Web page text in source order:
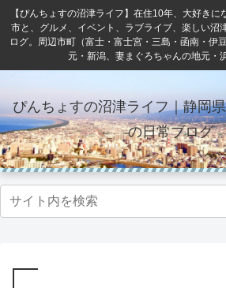
【ぴんちょすの沼津ライフ】在住10年、大好き
市と、グルメ、イベント、ラブライブ、楽しい沼
ログ。周辺市町（富士・富士宮・三島・函南・伊
元・新潟、妻まぐろちゃんの地元・
ぴんちょすの沼津ライフ｜静岡
の日常ブログ